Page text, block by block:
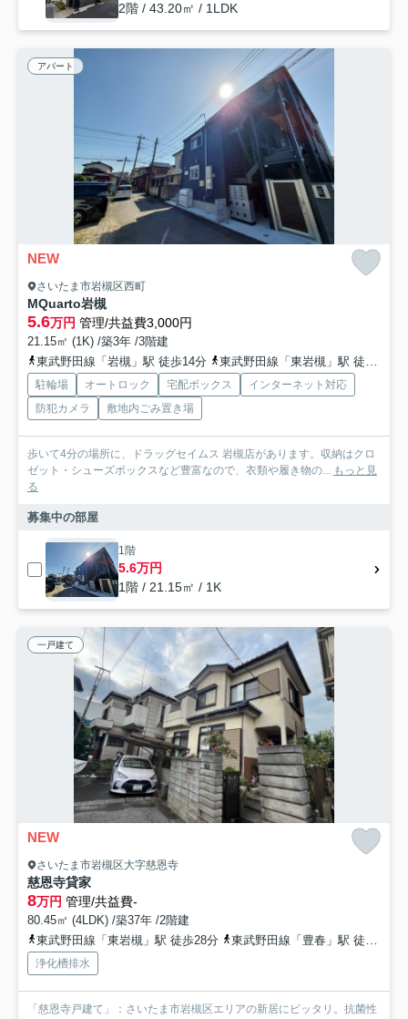
2階 / 43.20㎡ / 1LDK
アパート
NEW
さいたま市岩槻区西町
MQuarto岩槻
5.6万円 管理/共益費3,000円
21.15㎡ (1K) /築3年 /3階建
東武野田線「岩槻」駅 徒歩14分
東武野田線「東岩槻」駅 徒歩39分
駐輪場 オートロック 宅配ボックス
インターネット対応
防犯カメラ
敷地内ごみ置き場
歩いて4分の場所に、ドラッグセイムス 岩槻店があります。収納はクロ
ゼット・シューズボックスなど豊富なので、衣類や履き物の... もっと見
る
募集中の部屋
1階
5.6万円
1階 / 21.15㎡ / 1K
一戸建て
NEW
さいたま市岩槻区大字慈恩寺
慈恩寺貸家
8万円 管理/共益費-
80.45㎡ (4LDK) /築37年 /2階建
東武野田線「東岩槻」駅 徒歩28分
東武野田線「豊春」駅 徒歩32分
浄化槽排水
「慈恩寺戸建て」：さいたま市岩槻区エリアの新居にピッタリ。抗菌性